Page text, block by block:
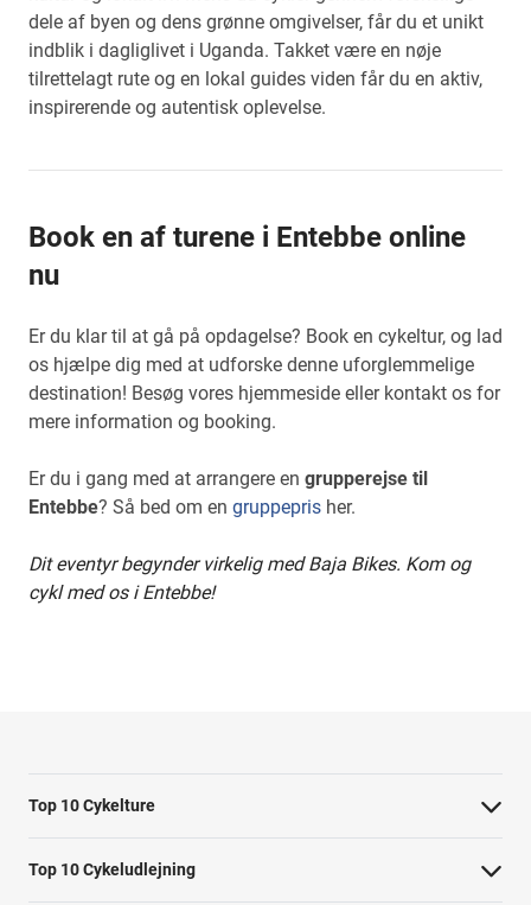
dele af byen og dens grønne omgivelser, får du et unikt
indblik i dagliglivet i Uganda. Takket være en nøje
tilrettelagt rute og en lokal guides viden får du en aktiv,
inspirerende og autentisk oplevelse.
Book en af turene i Entebbe online
nu
Er du klar til at gå på opdagelse? Book en cykeltur, og lad
os hjælpe dig med at udforske denne uforglemmelige
destination! Besøg vores hjemmeside eller kontakt os for
mere information og booking.
Er du i gang med at arrangere en grupperejse til
Entebbe? Så bed om en gruppepris her.
Dit eventyr begynder virkelig med Baja Bikes. Kom og
cykl med os i Entebbe!
Top 10 Cykelture
Cykeltur i Barcelona: højdepunkterne
Top 10 Cykeludlejning